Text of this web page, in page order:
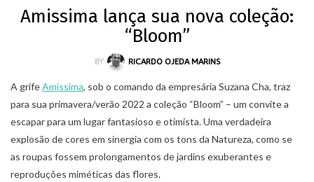
Amissima lança sua nova coleção:
“Bloom”
BY RICARDO OJEDA MARINS
A grifeAmissima, sob o comando da empresária Suzana Cha, traz
para sua primavera/verão 2022 a coleção “Bloom” – um convite a
escapar para um lugar fantasioso e otimista. Uma verdadeira
explosão de cores em sinergia com os tons da Natureza, como se
as roupas fossem prolongamentos de jardins exuberantes e
reproduções miméticas das flores.